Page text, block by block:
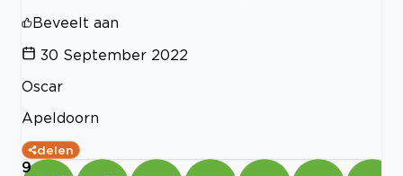
Beveelt aan
30 September 2022
Oscar
Apeldoorn
delen
9